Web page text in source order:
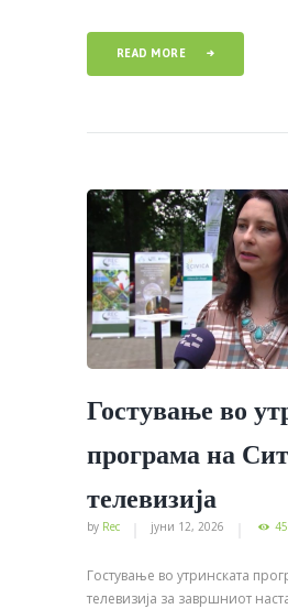
READ MORE
Гостување во
програма на
телевизија
by Rec јуни 12, 2026
Гостување во утринската
телевизија за завршниот